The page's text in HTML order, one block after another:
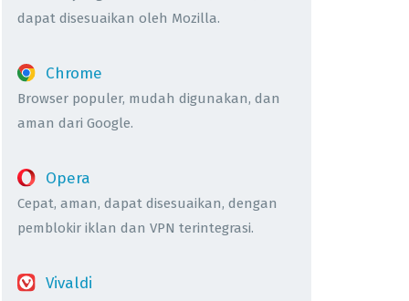
dapat disesuaikan oleh Mozilla.
Chrome
Browser populer, mudah digunakan, dan
aman dari Google.
Opera
Cepat, aman, dapat disesuaikan, dengan
pemblokir iklan dan VPN terintegrasi.
Vivaldi